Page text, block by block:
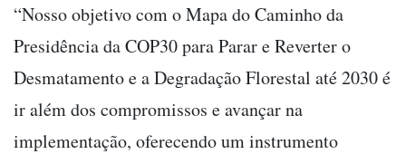
“Nosso objetivo com o Mapa do Caminho da
Presidência da COP30 para Parar e Reverter o
Desmatamento e a Degradação Florestal até 2030 é
ir além dos compromissos e avançar na
implementação, oferecendo um instrumento